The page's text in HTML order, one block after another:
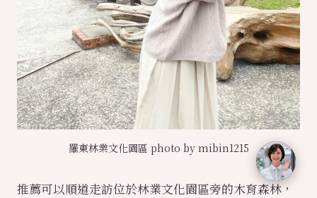
羅東林業文化園區 photo by mibin1215
推薦可以順道走訪位於林業文化園區旁的木育森林，